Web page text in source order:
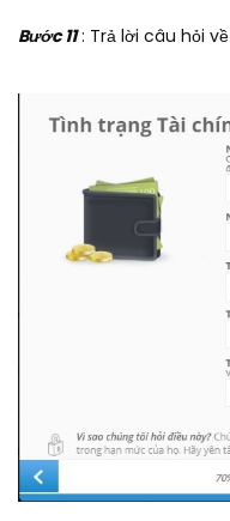
Bước 11: Trả lời câu hỏi